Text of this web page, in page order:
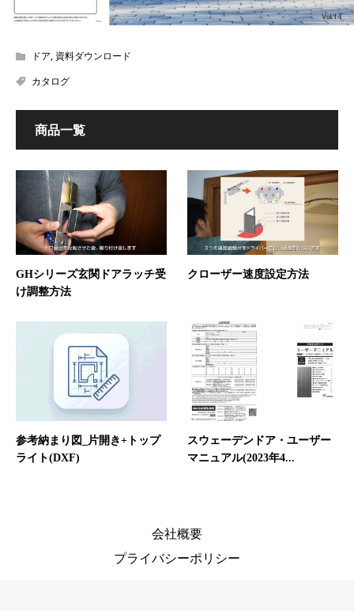
ドア, 資料ダウンロード
カタログ
商品一覧
GHシリーズ玄関ドアラッチ受
け調整方法
クローザー速度設定方法
参考納まり図_片開き+トップ
ライト(DXF)
スウェーデンドア・ユーザー
マニュアル(2023年4...
会社概要
プライバシーポリシー